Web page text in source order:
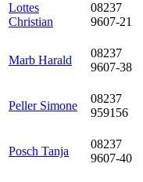
Lottes
Christian
08237
9607-21
Marb Harald
08237
9607-38
Peller Simone
08237
959156
Posch Tanja
08237
9607-40